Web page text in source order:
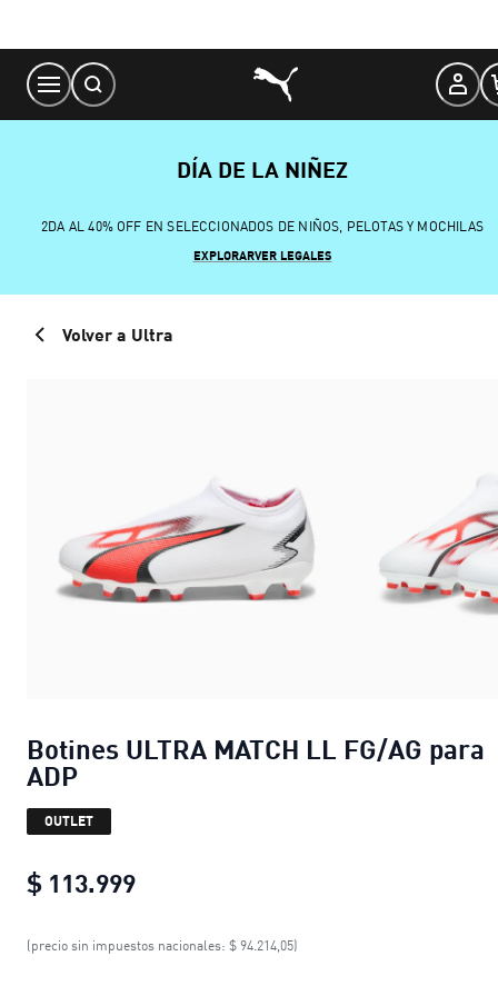
Content
DÍA DE LA NIÑEZ
2DA AL 40% OFF EN SELECCIONADOS DE NIÑOS, PELOTAS Y MOCHILAS
EXPLORARVER LEGALES
Volver a Ultra
Botines ULTRA MATCH LL FG/AG para
ADP
OUTLET
$ 113.999
Botines ULTRA MATCH LL FG/AG
(precio sin impuestos nacionales: $ 94.214,05)